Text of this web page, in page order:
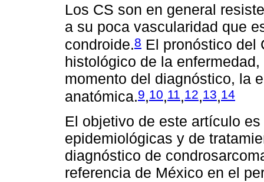
Los CS son en general
a su poca vascularidad que
condroide.8 El pronóstico del
histológico de la
momento del diagnóstico, la
anatómica.9,10,11,12,13,14
El objetivo de este artículo
epidemiológicas y de
diagnóstico de
referencia de México en el